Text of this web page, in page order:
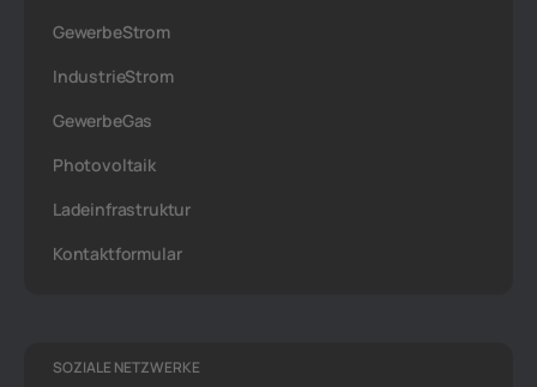
GewerbeStrom
IndustrieStrom
GewerbeGas
Photovoltaik
Ladeinfrastruktur
Kontaktformular
SOZIALE NETZWERKE